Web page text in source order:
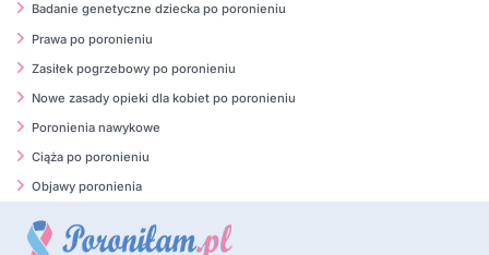
Badanie genetyczne dziecka po poronieniu
Prawa po poronieniu
Zasiłek pogrzebowy po poronieniu
Nowe zasady opieki dla kobiet po poronieniu
Poronienia nawykowe
Ciąża po poronieniu
Objawy poronienia